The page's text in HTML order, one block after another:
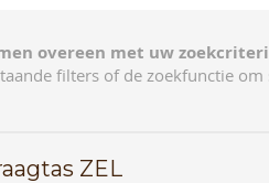
overeen met uw
filters of de zoekfunctie
ZEL